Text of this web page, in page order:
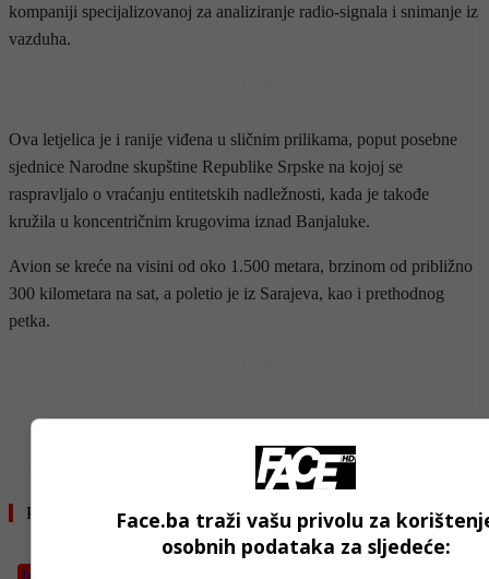
kompaniji specijalizovanoj za analiziranje radio-signala i snimanje iz
vazduha.
Ova letjelica je i ranije viđena u sličnim prilikama, poput posebne
sjednice Narodne skupštine Republike Srpske na kojoj se
raspravljalo o vraćanju entitetskih nadležnosti, kada je takođe
kružila u koncentričnim krugovima iznad Banjaluke.
Avion se kreće na visini od oko 1.500 metara, brzinom od približno
300 kilometara na sat, a poletio je iz Sarajeva, kao i prethodnog
petka.
Pročitajte još
Izdvojeno
Face.ba traži vašu privolu za
osobnih podataka za sljedeće: